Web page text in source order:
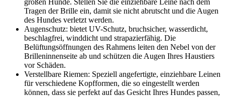
Tragen der Brille ein, damit sie nicht abrutscht und die Augen
des Hundes verletzt werden.
Augenschutz: bietet UV-Schutz, bruchsicher, wasserdicht,
beschlagfrei, winddicht und strapazierfähig. Die
Belüftungsöffnungen des Rahmens leiten den Nebel von der
Brilleninnenseite ab und schützen die Augen Ihres Haustiers
vor Schäden.
Verstellbare Riemen: Speziell angefertigte, einziehbare Leinen
für verschiedene Kopfformen, die so eingestellt werden
können, dass sie perfekt auf das Gesicht Ihres Hundes passen,